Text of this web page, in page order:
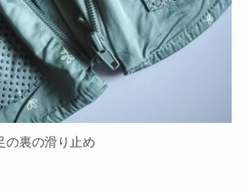
の裏の滑り止め